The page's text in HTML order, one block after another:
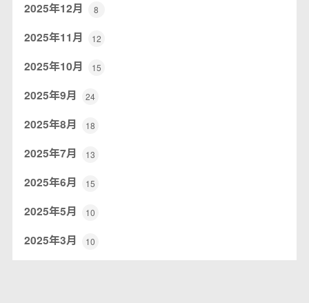
2025年12月 8
2025年11月 12
2025年10月 15
2025年9月 24
2025年8月 18
2025年7月 13
2025年6月 15
2025年5月 10
2025年3月 10